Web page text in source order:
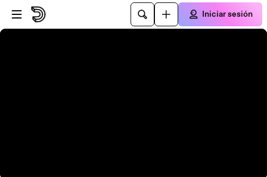
Saltar al reproductor
Saltar al contenido principal
Iniciar sesión